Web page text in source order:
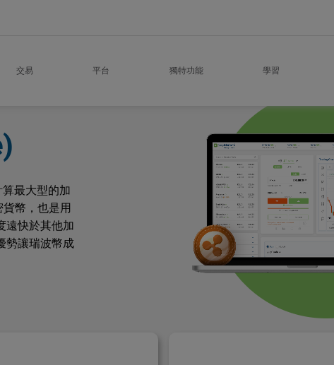
交易 平台 獨特功能 學習
最大型的加
幣，也是用
遠快於其他加
勢讓瑞波幣成